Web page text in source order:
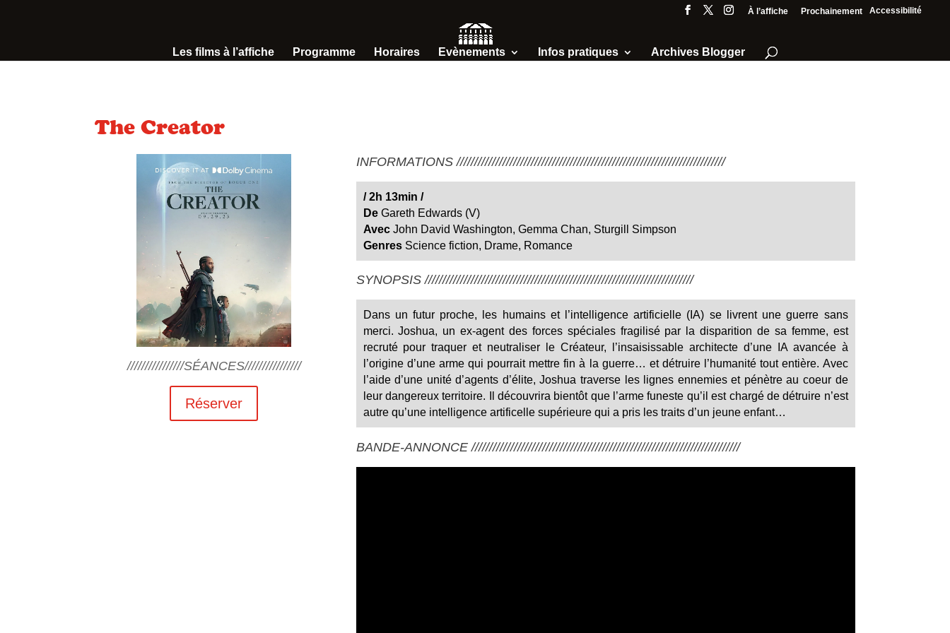
Accessibilité
À l’affiche Prochainement
Les films à l’affiche Programme Horaires Evènements Infos pratiques Archives Blogger
The Creator
////////////////SÉANCES////////////////
Réserver
INFORMATIONS ////////////////////////////////////////////////////////////////////////////
/2h 13min /
De Gareth Edwards (V)
Avec John David Washington, Gemma Chan, Sturgill Simpson
GenresScience fiction, Drame, Romance
SYNOPSIS ////////////////////////////////////////////////////////////////////////////
Dans un futur proche, les humains et l’intelligence artificielle (IA) se livrent une guerre sans
merci. Joshua, un ex-agent des forces spéciales fragilisé par la disparition de sa femme, est
recruté pour traquer et neutraliser le Créateur, l’insaisissable architecte d’une IA avancée à
l’origine d’une arme qui pourrait mettre fin à la guerre… et détruire l’humanité tout entière. Avec
l’aide d’une unité d’agents d’élite, Joshua traverse les lignes ennemies et pénètre au coeur de
leur dangereux territoire. Il découvrira bientôt que l’arme funeste qu’il est chargé de détruire n’est
autre qu’une intelligence artificelle supérieure qui a pris les traits d’un jeune enfant…
BANDE-ANNONCE ////////////////////////////////////////////////////////////////////////////